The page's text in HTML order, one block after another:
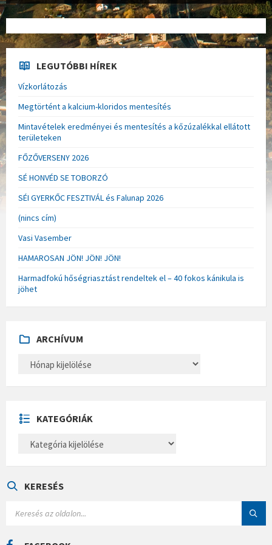
LEGUTÓBBI HÍREK
Vízkorlátozás
Megtörtént a kalcium-kloridos mentesítés
Mintavételek eredményei és mentesítés a kőzúzalékkal ellátott
területeken
FŐZŐVERSENY 2026
SÉ HONVÉD SE TOBORZÓ
SÉI GYERKŐC FESZTIVÁL és Falunap 2026
(nincs cím)
Vasi Vasember
HAMAROSAN JÖN! JÖN! JÖN!
Harmadfokú hőségriasztást rendeltek el – 40 fokos kánikula is
jöhet
ARCHÍVUM
H
U
M
KATEGÓRIÁK
E
Á
KERESÉS
C